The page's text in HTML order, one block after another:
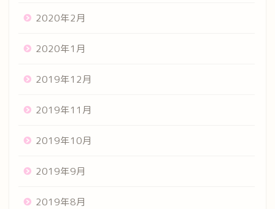
2020年2月
2020年1月
2019年12月
2019年11月
2019年10月
2019年9月
2019年8月